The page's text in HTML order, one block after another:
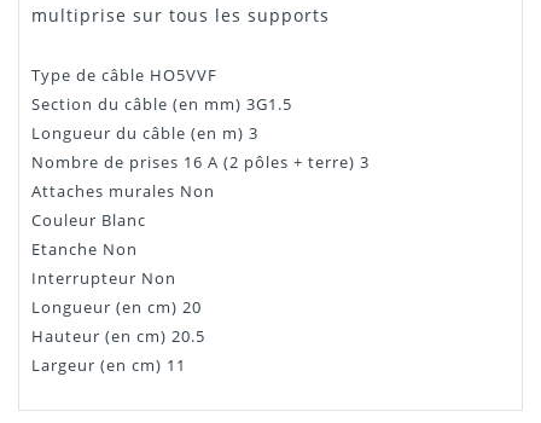
multiprise sur tous les supports
Type de câble HO5VVF
Section du câble (en mm) 3G1.5
Longueur du câble (en m) 3
Nombre de prises 16 A (2 pôles + terre) 3
Attaches murales Non
Couleur Blanc
Etanche Non
Interrupteur Non
Longueur (en cm) 20
Hauteur (en cm) 20.5
Largeur (en cm) 11